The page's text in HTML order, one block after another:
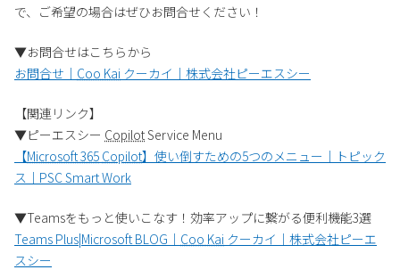
で、ご希望の場合はぜひお問合せください！
▼お問合せはこちらから
お問合せ｜ Coo Kai クーカイ｜株式会社ピーエスシー
【関連リンク】
▼ピーエスシー CopilotService Menu
【Microsoft 365 Copilot】使い倒すための5つのメニュー｜トピック
ス｜PSC Smart Work
▼Teamsをもっと使いこなす！効率アップに繋がる便利機能3選
Teams Plus|Microsoft BLOG｜ Coo Kai クーカイ｜株式会社ピーエ
スシー